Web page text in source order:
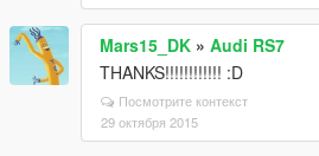
Mars15_DK » Audi RS7
THANKS!!!!!!!!!!!! :D
Посмотрите контекст
29 октября 2015